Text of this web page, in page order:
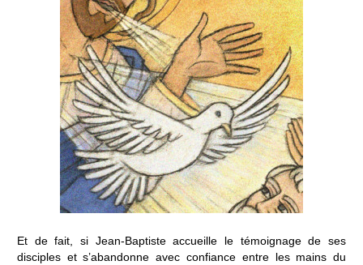
Et de fait, si Jean-Baptiste accueille le témoignage de ses
disciples et s’abandonne avec confiance entre les mains du